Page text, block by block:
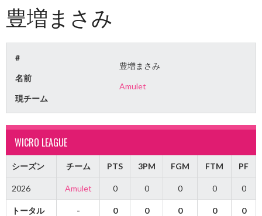
豊増まさみ
#
名前
豊増まさみ
現チーム
Amulet
WICRO LEAGUE
シーズン チーム PTS 3PM FGM FTM PF
2026 Amulet 0 0 0 0 0
トータル - 0 0 0 0 0